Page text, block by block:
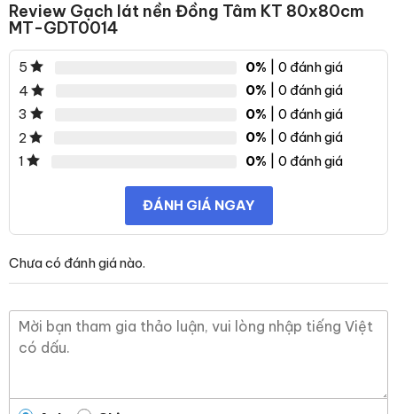
Review Gạch lát nền Đồng Tâm KT 80x80cm
MT-GDT0014
5 0% | 0 đánh giá
4
0% | 0 đánh giá
3
0% | 0 đánh giá
2
0% | 0 đánh giá
1
0% | 0 đánh giá
ĐÁNH GIÁ NGAY
Chưa có đánh giá nào.